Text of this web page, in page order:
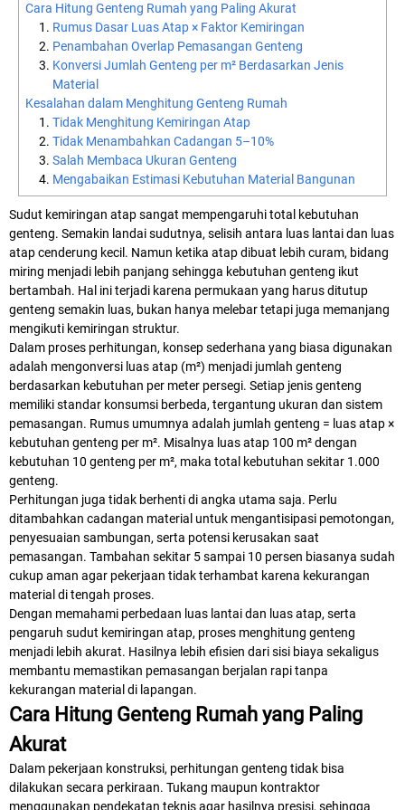
Cara Hitung Genteng Rumah yang Paling Akurat
Rumus Dasar Luas Atap × Faktor Kemiringan
Penambahan Overlap Pemasangan Genteng
Konversi Jumlah Genteng per m² Berdasarkan Jenis
Material
Kesalahan dalam Menghitung Genteng Rumah
Tidak Menghitung Kemiringan Atap
Tidak Menambahkan Cadangan 5–10%
Salah Membaca Ukuran Genteng
Mengabaikan Estimasi Kebutuhan Material Bangunan
Sudut kemiringan atap sangat mempengaruhi total kebutuhan
genteng. Semakin landai sudutnya, selisih antara luas lantai dan luas
atap cenderung kecil. Namun ketika atap dibuat lebih curam, bidang
miring menjadi lebih panjang sehingga kebutuhan genteng ikut
bertambah. Hal ini terjadi karena permukaan yang harus ditutup
genteng semakin luas, bukan hanya melebar tetapi juga memanjang
mengikuti kemiringan struktur.
Dalam proses perhitungan, konsep sederhana yang biasa digunakan
adalah mengonversi luas atap (m²) menjadi jumlah genteng
berdasarkan kebutuhan per meter persegi. Setiap jenis genteng
memiliki standar konsumsi berbeda, tergantung ukuran dan sistem
pemasangan. Rumus umumnya adalah jumlah genteng = luas atap ×
kebutuhan genteng per m². Misalnya luas atap 100 m² dengan
kebutuhan 10 genteng per m², maka total kebutuhan sekitar 1.000
genteng.
Perhitungan juga tidak berhenti di angka utama saja. Perlu
ditambahkan cadangan material untuk mengantisipasi pemotongan,
penyesuaian sambungan, serta potensi kerusakan saat
pemasangan. Tambahan sekitar 5 sampai 10 persen biasanya sudah
cukup aman agar pekerjaan tidak terhambat karena kekurangan
material di tengah proses.
Dengan memahami perbedaan luas lantai dan luas atap, serta
pengaruh sudut kemiringan atap, proses menghitung genteng
menjadi lebih akurat. Hasilnya lebih efisien dari sisi biaya sekaligus
membantu memastikan pemasangan berjalan rapi tanpa
kekurangan material di lapangan.
Cara Hitung Genteng Rumah yang Paling
Akurat
Dalam pekerjaan konstruksi, perhitungan genteng tidak bisa
dilakukan secara perkiraan. Tukang maupun kontraktor
menggunakan pendekatan teknis agar hasilnya presisi, sehingga